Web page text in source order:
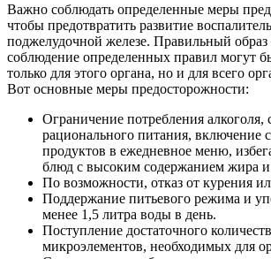
Важно соблюдать определенные меры
чтобы предотвратить развитие
поджелудочной железе. Правильный
соблюдение определенных правил могут
только для этого органа, но и для всего
Вот основные меры предосторожности:
Ограничение потребления алкоголя,
рационального питания, включение
продуктов в ежедневное меню,
блюд с высоким содержанием жира и
По возможности, отказ от курения
Поддержание питьевого режима и
менее 1,5 литра воды в день.
Поступление достаточного
микроэлементов, необходимых для